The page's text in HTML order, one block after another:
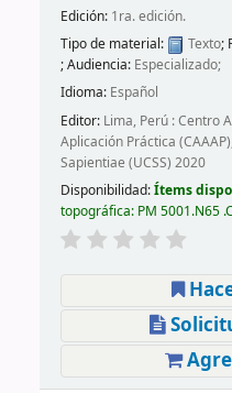
Edición: 1ra. edición.
Tipo de material:
Texto;
; Audiencia: Especializado;
Idioma: Español
Editor: Lima, Perú : Centro
Aplicación Práctica
Sapientiae (UCSS) 2020
Disponibilidad:Ítems
topográfica: PM 5001.N65